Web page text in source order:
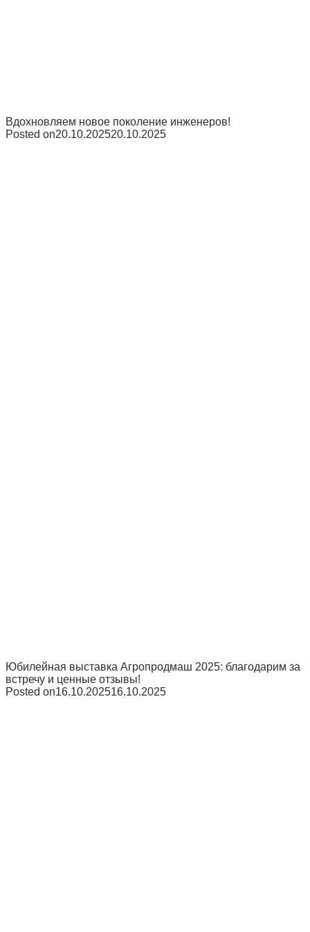
Вдохновляем новое поколение инженеров!
Posted on20.10.202520.10.2025
Юбилейная выставка Агропродмаш 2025: благодарим за
встречу и ценные отзывы!
Posted on16.10.202516.10.2025